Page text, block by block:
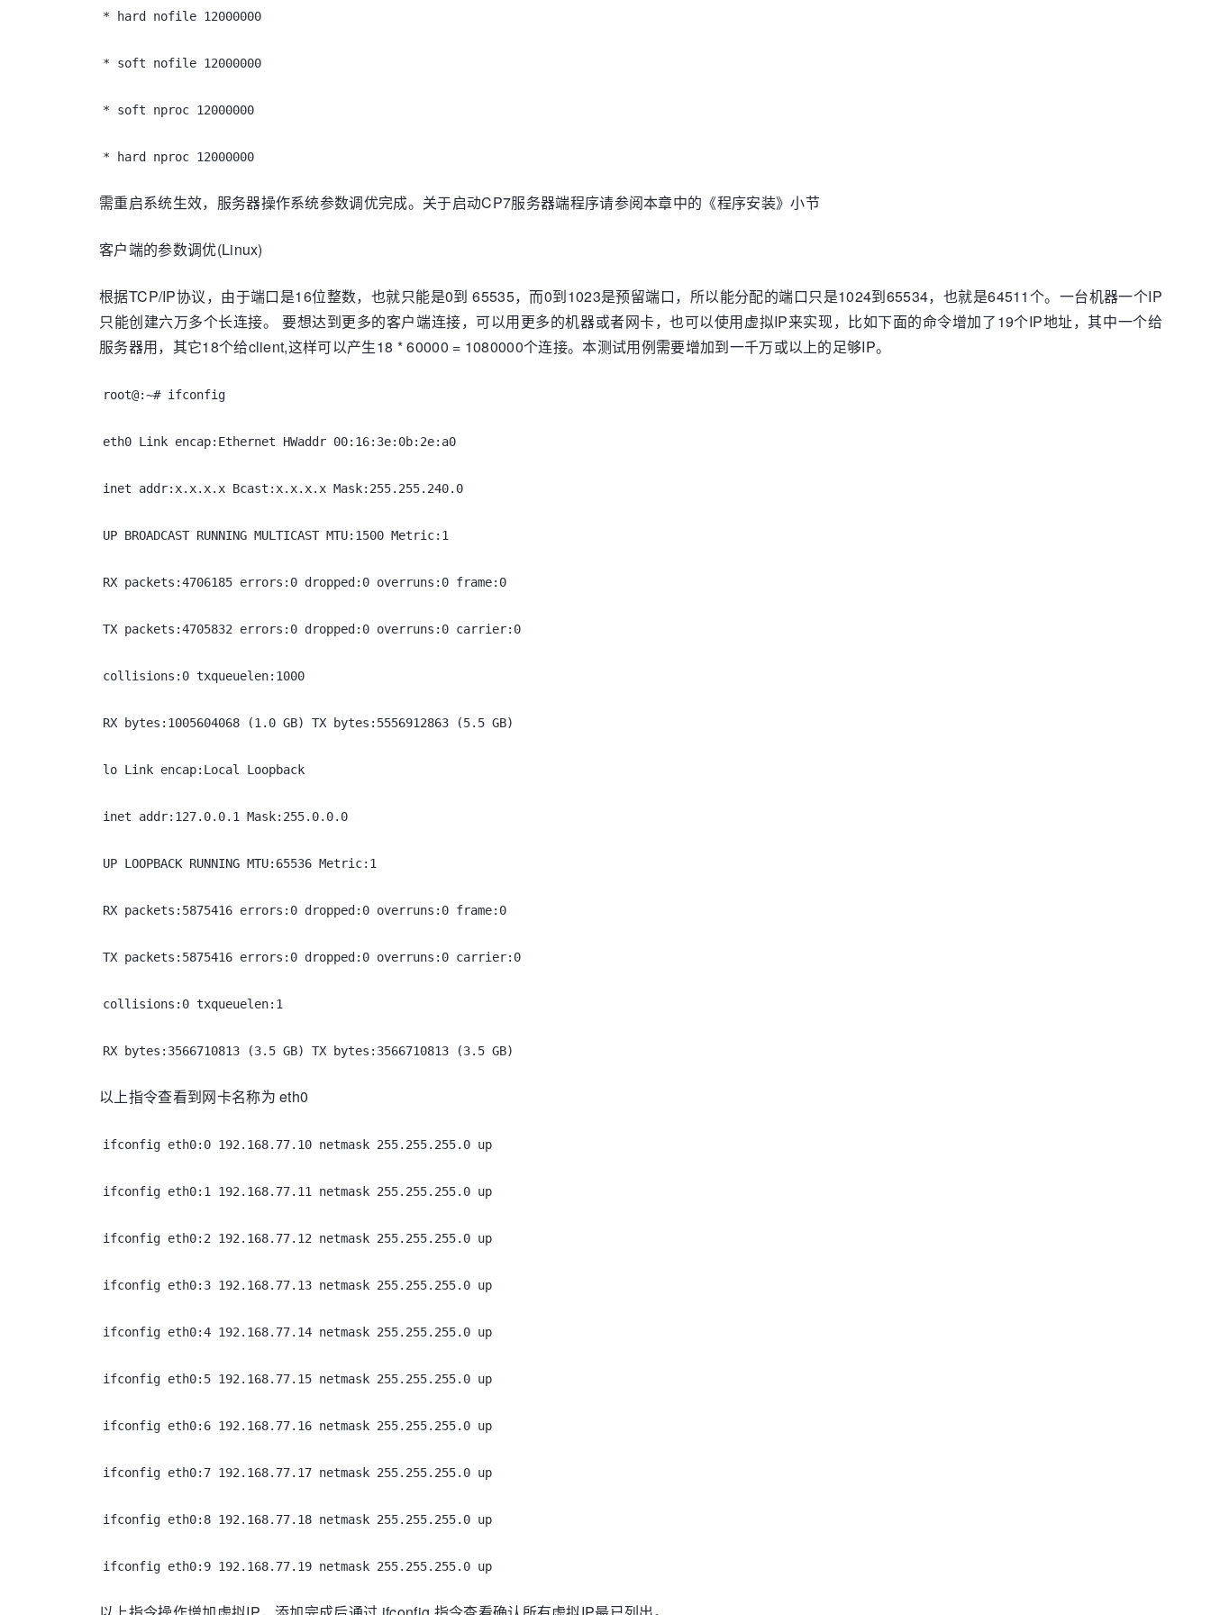
* hard nofile 12000000
* soft nofile 12000000
* soft nproc 12000000
* hard nproc 12000000
需重启系统生效，服务器操作系统参数调优完成。关于启动CP7服务器端程序请参阅本章中的《程序安装》小节
客户端的参数调优(Linux)
根据TCP/IP协议，由于端口是16位整数，也就只能是0到 65535，而0到1023是预留端口，所以能分配的端口只是1024到65534，也就是64511个。一台机器一个IP
只能创建六万多个长连接。 要想达到更多的客户端连接，可以用更多的机器或者网卡，也可以使用虚拟IP来实现，比如下面的命令增加了19个IP地址，其中一个给
服务器用，其它18个给client,这样可以产生18 * 60000 = 1080000个连接。本测试用例需要增加到一千万或以上的足够IP。
root@:~# ifconfig
eth0 Link encap:Ethernet HWaddr 00:16:3e:0b:2e:a0
inet addr:x.x.x.x Bcast:x.x.x.x Mask:255.255.240.0
UP BROADCAST RUNNING MULTICAST MTU:1500 Metric:1
RX packets:4706185 errors:0 dropped:0 overruns:0 frame:0
TX packets:4705832 errors:0 dropped:0 overruns:0 carrier:0
collisions:0 txqueuelen:1000
RX bytes:1005604068 (1.0 GB) TX bytes:5556912863 (5.5 GB)
lo Link encap:Local Loopback
inet addr:127.0.0.1 Mask:255.0.0.0
UP LOOPBACK RUNNING MTU:65536 Metric:1
RX packets:5875416 errors:0 dropped:0 overruns:0 frame:0
TX packets:5875416 errors:0 dropped:0 overruns:0 carrier:0
collisions:0 txqueuelen:1
RX bytes:3566710813 (3.5 GB) TX bytes:3566710813 (3.5 GB)
以上指令查看到网卡名称为 eth0
ifconfig eth0:0 192.168.77.10 netmask 255.255.255.0 up
ifconfig eth0:1 192.168.77.11 netmask 255.255.255.0 up
ifconfig eth0:2 192.168.77.12 netmask 255.255.255.0 up
ifconfig eth0:3 192.168.77.13 netmask 255.255.255.0 up
ifconfig eth0:4 192.168.77.14 netmask 255.255.255.0 up
ifconfig eth0:5 192.168.77.15 netmask 255.255.255.0 up
ifconfig eth0:6 192.168.77.16 netmask 255.255.255.0 up
ifconfig eth0:7 192.168.77.17 netmask 255.255.255.0 up
ifconfig eth0:8 192.168.77.18 netmask 255.255.255.0 up
ifconfig eth0:9 192.168.77.19 netmask 255.255.255.0 up